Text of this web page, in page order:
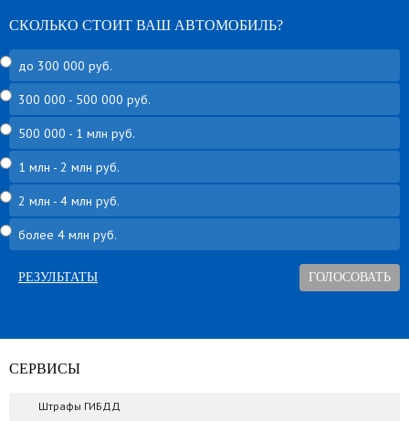
СКОЛЬКО СТОИТ ВАШ АВТОМОБИЛЬ?
до 300 000 руб.
300 000 - 500 000 руб.
500 000 - 1 млн руб.
1 млн - 2 млн руб.
2 млн - 4 млн руб.
более 4 млн руб.
РЕЗУЛЬТАТЫ
СЕРВИСЫ
Штрафы ГИБДД